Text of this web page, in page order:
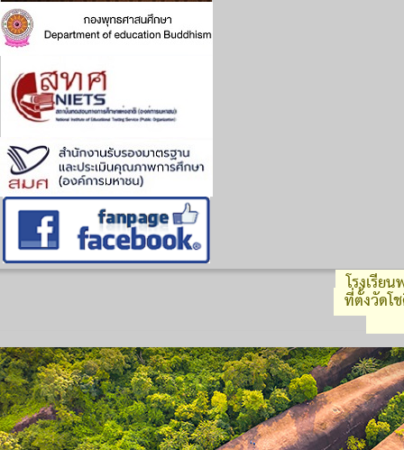
โรงเรี
ที่ตั้งวัดโ
รหั